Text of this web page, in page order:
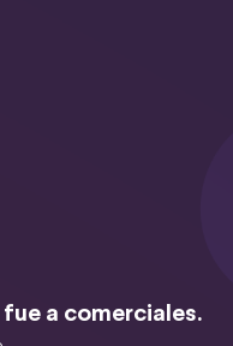
fue a comerciales.